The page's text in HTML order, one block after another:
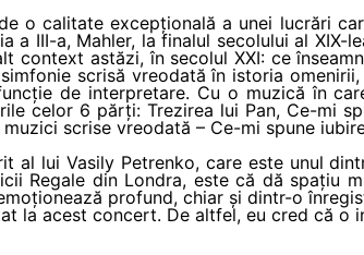
o calitate excepțională a unei lucrări
a III-a, Mahler, la finalul secolului al
context astăzi, în secolul XXI: ce
scrisă vreodată în istoria
de interpretare. Cu o muzică în
celor 6 părți: Trezirea lui Pan, Ce-mi
scrise vreodată – Ce-mi spune
al lui Vasily Petrenko, care este unul
Regale din Londra, este că dă spațiu
profund, chiar și dintr-o
la acest concert. De altfel, eu cred că